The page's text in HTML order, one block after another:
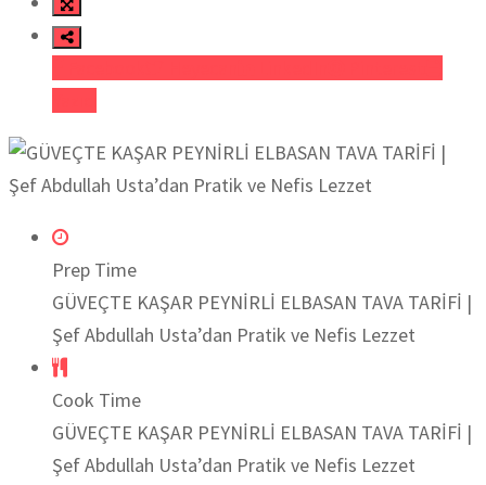
Prep Time
GÜVEÇTE KAŞAR PEYNİRLİ ELBASAN TAVA TARİFİ |
Şef Abdullah Usta’dan Pratik ve Nefis Lezzet
Cook Time
GÜVEÇTE KAŞAR PEYNİRLİ ELBASAN TAVA TARİFİ |
Şef Abdullah Usta’dan Pratik ve Nefis Lezzet